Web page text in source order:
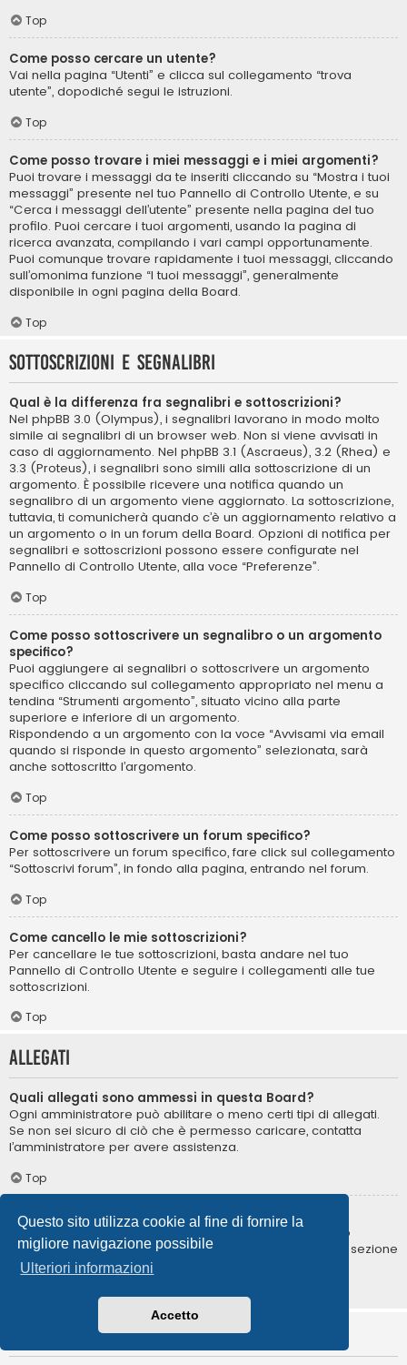
Questo sito utilizza cookie al fine di fornire la
migliore navigazione possibile
Ulteriori informazioni
Accetto
Top
Come posso cercare un utente?
Vai nella pagina “Utenti” e clicca sul collegamento “trova
utente”, dopodiché segui le istruzioni.
Top
Come posso trovare i miei messaggi e i miei argomenti?
Puoi trovare i messaggi da te inseriti cliccando su “Mostra i tuoi
messaggi” presente nel tuo Pannello di Controllo Utente, e su
“Cerca i messaggi dell’utente” presente nella pagina del tuo
profilo. Puoi cercare i tuoi argomenti, usando la pagina di
ricerca avanzata, compilando i vari campi opportunamente.
Puoi comunque trovare rapidamente i tuoi messaggi, cliccando
sull’omonima funzione “I tuoi messaggi”, generalmente
disponibile in ogni pagina della Board.
Top
Sottoscrizioni e segnalibri
Qual è la differenza fra segnalibri e sottoscrizioni?
Nel phpBB 3.0 (Olympus), i segnalibri lavorano in modo molto
simile ai segnalibri di un browser web. Non si viene avvisati in
caso di aggiornamento. Nel phpBB 3.1 (Ascraeus), 3.2 (Rhea) e
3.3 (Proteus), i segnalibri sono simili alla sottoscrizione di un
argomento. È possibile ricevere una notifica quando un
segnalibro di un argomento viene aggiornato. La sottoscrizione,
tuttavia, ti comunicherà quando c’è un aggiornamento relativo a
un argomento o in un forum della Board. Opzioni di notifica per
segnalibri e sottoscrizioni possono essere configurate nel
Pannello di Controllo Utente, alla voce “Preferenze”.
Top
Come posso sottoscrivere un segnalibro o un argomento
specifico?
Puoi aggiungere ai segnalibri o sottoscrivere un argomento
specifico cliccando sul collegamento appropriato nel menu a
tendina “Strumenti argomento”, situato vicino alla parte
superiore e inferiore di un argomento.
Rispondendo a un argomento con la voce “Avvisami via email
quando si risponde in questo argomento” selezionata, sarà
anche sottoscritto l’argomento.
Top
Come posso sottoscrivere un forum specifico?
Per sottoscrivere un forum specifico, fare click sul collegamento
“Sottoscrivi forum”, in fondo alla pagina, entrando nel forum.
Top
Come cancello le mie sottoscrizioni?
Per cancellare le tue sottoscrizioni, basta andare nel tuo
Pannello di Controllo Utente e seguire i collegamenti alle tue
sottoscrizioni.
Top
Allegati
Quali allegati sono ammessi in questa Board?
Ogni amministratore può abilitare o meno certi tipi di allegati.
Se non sei sicuro di ciò che è permesso caricare, contatta
l’amministratore per avere assistenza.
Top
Come posso trovare i miei allegati?
Per trovare la lista degli allegati da te caricati, vai nel tuo
Pannello di Controllo Utente e segui i collegamenti nella sezione
degli allegati.
Informazioni su phpBB